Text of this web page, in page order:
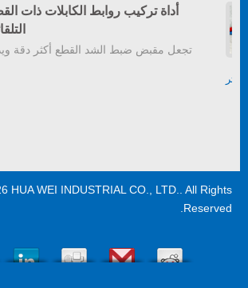
أداة تركيب روابط الكابلات ذات
تجعل مقبض ضبط الشد القطع أكثر دقة
HUA WEI INDUSTRIAL CO., LTD.
. All Rights
Reserved.